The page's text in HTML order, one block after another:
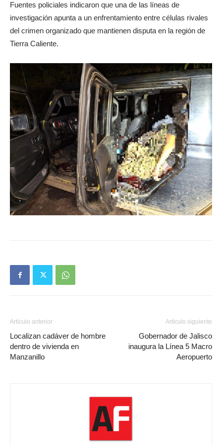
Fuentes policiales indicaron que una de las líneas de
investigación apunta a un enfrentamiento entre células rivales
del crimen organizado que mantienen disputa en la región de
Tierra Caliente.
Artículo anterior
Localizan cadáver de hombre
dentro de vivienda en
Manzanillo
Artículo siguiente
Gobernador de Jalisco
inaugura la Línea 5 Macro
Aeropuerto